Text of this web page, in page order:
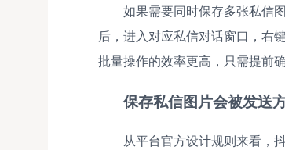
如果需要同时保存多张私信
后，进入对应私信对话窗口，右
批量操作的效率更高，只需提前
保存私信图片会被发送
从平台官方设计规则来看，